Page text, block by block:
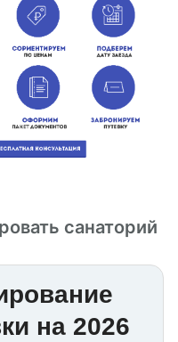
санаторий
на 2026